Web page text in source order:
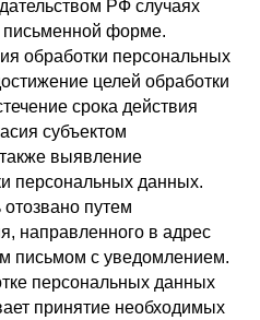
РФ случаях
форме.
обработки персональных
целей обработки
срока действия
субъектом
выявление
персональных данных.
путем
направленного в адрес
письмом с уведомлением.
персональных данных
принятие необходимых